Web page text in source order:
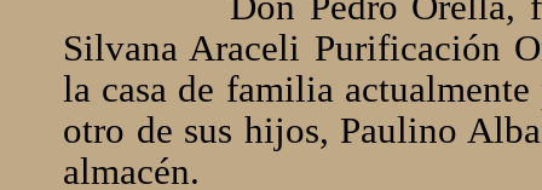
Silvana Araceli Purificación
la casa de familia
otro de sus hijos, Paulino
almacén.